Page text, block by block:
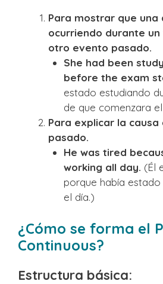
Para mostrar que una
ocurriendo durante
otro evento pasado.
She had been
before the exam
estado estudiando
de que comenzara
Para explicar la causa
pasado.
He was tired
working all day. (Él
porque había
el día.)
¿Cómo se forma el
Continuous?
Estructura básica: